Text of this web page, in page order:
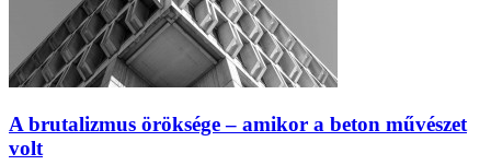
A brutalizmus öröksége – amikor a beton művészet
volt